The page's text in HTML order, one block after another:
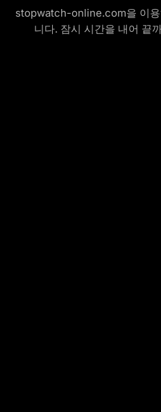
stopwatch-online.com을 이용
니다. 잠시 시간을 내어 끝